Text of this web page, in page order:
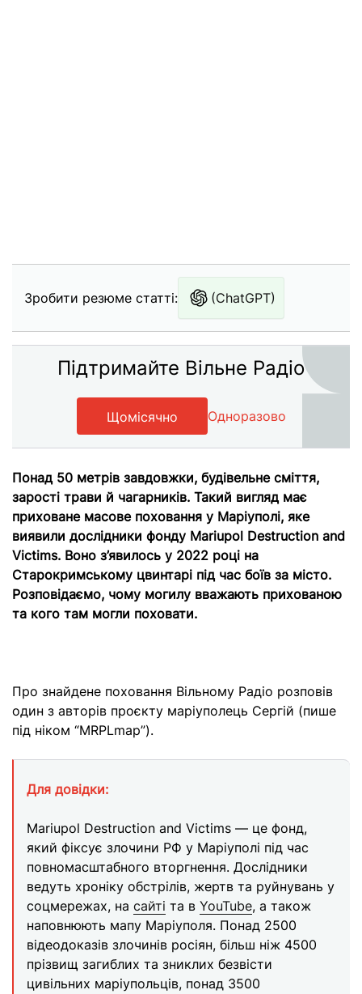
Зробити резюме статті: (ChatGPT)
Підтримайте Вільне Радіо
Щомісячно Одноразово
Понад 50 метрів завдовжки, будівельне сміття,
зарості трави й чагарників. Такий вигляд має
приховане масове поховання у Маріуполі, яке
виявили дослідники фонду Mariupol Destruction and
Victims. Воно з’явилось у 2022 році на
Старокримському цвинтарі під час боїв за місто.
Розповідаємо, чому могилу вважають прихованою
та кого там могли поховати.
Про знайдене поховання Вільному Радіо розповів
один з авторів проєкту маріуполець Сергій (пише
під ніком “MRPLmap”).
Для довідки:
Mariupol Destruction and Victims — це фонд,
який фіксує злочини РФ у Маріуполі під час
повномасштабного вторгнення. Дослідники
ведуть хроніку обстрілів, жертв та руйнувань у
соцмережах, на сайті та в YouTube, а також
наповнюють мапу Маріуполя. Понад 2500
відеодоказів злочинів росіян, більш ніж 4500
прізвищ загиблих та зниклих безвісти
цивільних маріупольців, понад 3500